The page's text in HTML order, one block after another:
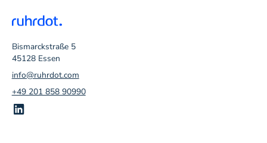
Bismarckstraße 5
45128 Essen
info@ruhrdot.com
+49 201 858 90990